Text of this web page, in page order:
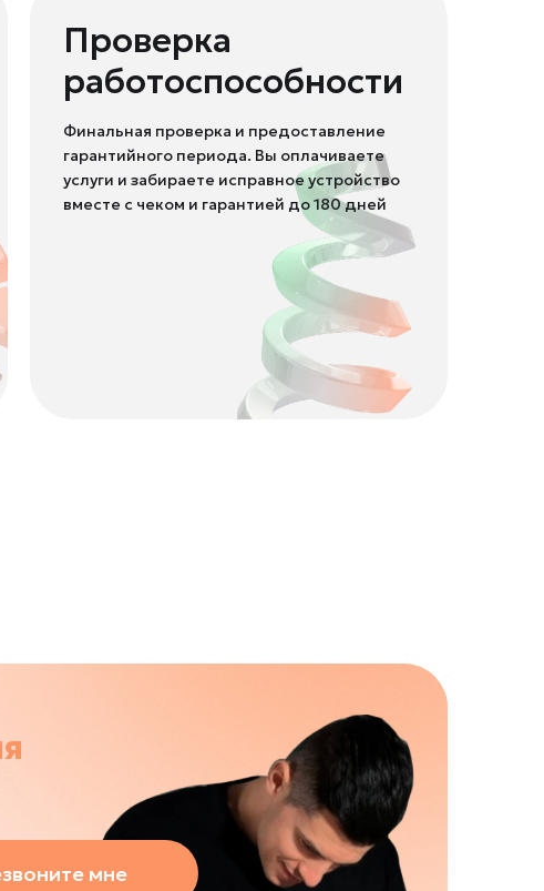
Проверка
работоспособности
Финальная проверка и предоставление
гарантийного периода. Вы оплачиваете
услуги и забираете исправное устройство
вместе с чеком и гарантией до 180 дней
мне